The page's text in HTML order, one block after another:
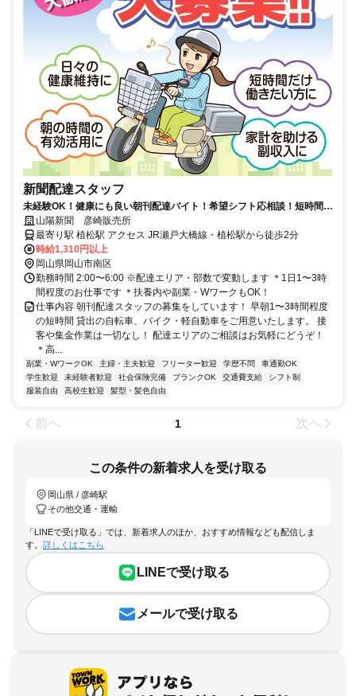
新聞配達スタッフ
未経験OK！健康にも良い朝刊配達バイト！希望シフト応相談！短時間な
ので自分のペースで働けます！
山陽新聞 彦崎販売所
最寄り駅 植松駅 アクセス JR瀬戸大橋線・植松駅から徒歩2分
時給1,310円以上
岡山県岡山市南区
勤務時間 2:00〜6:00 ※配達エリア・部数で変動します ＊1日1〜3時
間程度のお仕事です ＊扶養内や副業・WワークもOK！
仕事内容 朝刊配達スタッフの募集をしています！ 早朝1〜3時間程度
の短時間 貸出の自転車、バイク・軽自動車をご用意いたします。 接
客や集金作業は一切なし！ 配達エリアのご相談はお気軽にどうぞ！
＊高...
副業・WワークOK 主婦・主夫歓迎 フリーター歓迎 学歴不問
車通勤OK
学生歓迎
未経験者歓迎 社会保険完備 ブランクOK 交通費支給
シフト制
服装自由
高校生歓迎 髪型・髪色自由
前へ 1 次へ
この条件の新着求人を受け取る
岡山県 / 彦崎駅
その他交通・運輸
「LINEで受け取る」では、新着求人のほか、おすすめ情報なども配信しま
す。 詳しくはこちら
LINEで受け取る
メールで受け取る